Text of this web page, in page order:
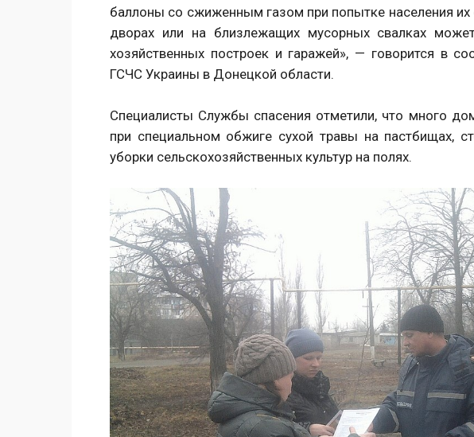
баллоны со сжиженным газом при попытке населения их
дворах или на близлежащих мусорных свалках
хозяйственных построек и гаражей», — говорится в
ГСЧС Украины в Донецкой области.
Специалисты Службы спасения отметили, что много
при специальном обжиге сухой травы на пастбищах,
уборки сельскохозяйственных культур на полях.